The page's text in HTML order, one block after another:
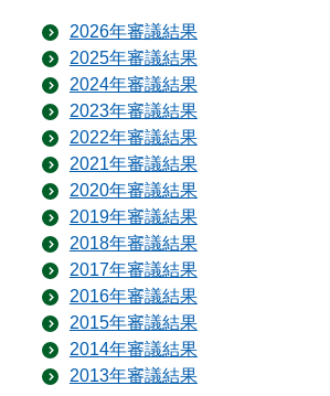
2026年審議結果
2025年審議結果
2024年審議結果
2023年審議結果
2022年審議結果
2021年審議結果
2020年審議結果
2019年審議結果
2018年審議結果
2017年審議結果
2016年審議結果
2015年審議結果
2014年審議結果
2013年審議結果